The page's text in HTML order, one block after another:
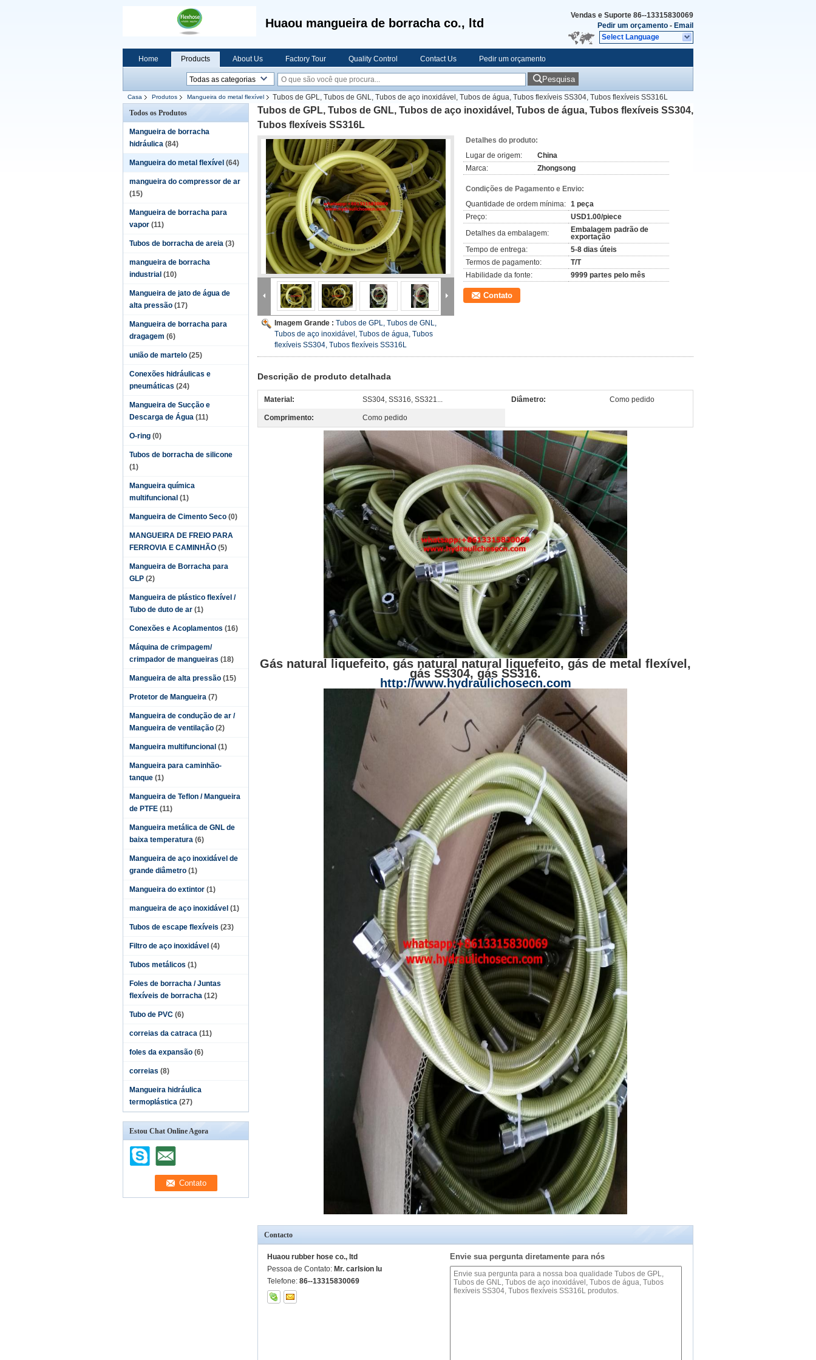
Huaou mangueira de borracha co., ltd
Vendas e Suporte 86--13315830069
Pedir um orçamento - Email
Select Language
Home Products About Us Factory Tour Quality Control Contact Us Pedir um orçamento
Pesquisa
Casa Produtos Mangueira do metal flexível
Tubos de GPL, Tubos de GNL, Tubos de aço inoxidável, Tubos de água, Tubos flexíveis SS304, Tubos flexíveis SS316L
Todos os Produtos
Mangueira de borracha
hidráulica (84)
Mangueira do metal flexível (64)
mangueira do compressor de ar
(15)
Mangueira de borracha para
vapor (11)
Tubos de borracha de areia (3)
mangueira de borracha
industrial (10)
Mangueira de jato de água de
alta pressão (17)
Mangueira de borracha para
dragagem (6)
união de martelo (25)
Conexões hidráulicas e
pneumáticas (24)
Mangueira de Sucção e
Descarga de Água (11)
O-ring (0)
Tubos de borracha de silicone
(1)
Mangueira química
multifuncional (1)
Mangueira de Cimento Seco (0)
MANGUEIRA DE FREIO PARA
FERROVIA E CAMINHÃO (5)
Mangueira de Borracha para
GLP (2)
Mangueira de plástico flexível /
Tubo de duto de ar (1)
Conexões e Acoplamentos (16)
Máquina de crimpagem/
crimpador de mangueiras (18)
Mangueira de alta pressão (15)
Protetor de Mangueira (7)
Mangueira de condução de ar /
Mangueira de ventilação (2)
Mangueira multifuncional (1)
Mangueira para caminhão-
tanque (1)
Mangueira de Teflon / Mangueira
de PTFE (11)
Mangueira metálica de GNL de
baixa temperatura (6)
Mangueira de aço inoxidável de
grande diâmetro (1)
Mangueira do extintor (1)
mangueira de aço inoxidável (1)
Tubos de escape flexíveis (23)
Filtro de aço inoxidável (4)
Tubos metálicos (1)
Foles de borracha / Juntas
flexíveis de borracha (12)
Tubo de PVC (6)
correias da catraca (11)
foles da expansão (6)
correias (8)
Mangueira hidráulica
termoplástica (27)
Estou Chat Online Agora
Tubos de GPL, Tubos de GNL, Tubos de aço inoxidável, Tubos de água, Tubos flexíveis SS304,
Tubos flexíveis SS316L
Imagem Grande : Tubos de GPL, Tubos de GNL,
Tubos de aço inoxidável, Tubos de água, Tubos
flexíveis SS304, Tubos flexíveis SS316L
Detalhes do produto:
Lugar de origem:
China
Marca:
Zhongsong
Condições de Pagamento e Envio:
Quantidade de ordem mínima: 1 peça
Preço:
USD1.00/piece
Detalhes da embalagem:
Embalagem padrão de
exportação
Tempo de entrega:
5-8 dias úteis
Termos de pagamento:
T/T
Habilidade da fonte:
9999 partes pelo mês
Contato
Descrição de produto detalhada
Material: SS304, SS316, SS321... Diâmetro: Como pedido
Comprimento: Como pedido
Gás natural liquefeito, gás natural natural liquefeito, gás de metal flexível,
gás SS304, gás SS316.
http://www.hydraulichosecn.com
Contacto
Huaou rubber hose co., ltd
Pessoa de Contato: Mr. carlsion lu
Telefone: 86--13315830069
Envie sua pergunta diretamente para nós